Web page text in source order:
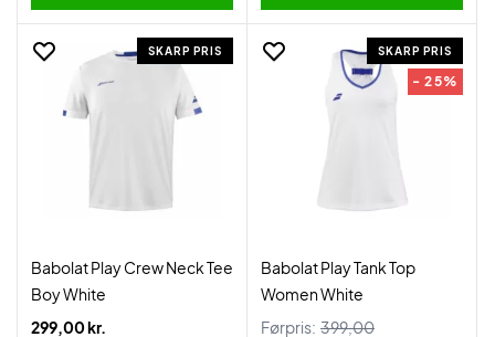
SKARP PRIS
Babolat Play Crew Neck Tee
Boy White
299,00 kr.
SKARP PRIS
- 25%
Babolat Play Tank Top
Women White
Førpris: 399,00